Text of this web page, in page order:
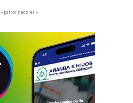
– patrocinadores –